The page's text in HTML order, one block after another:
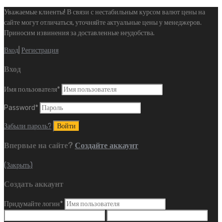
Уважаемые клиенты! В связи с нестабильным курсом валют цены на
сайте могут отличаться, уточняйте актуальные цены у менеджеров.
Приносим извинения за доставленные неудобства.
Вход Регистрация
Вход
Имя пользователя*
Password*
Забыли пароль?
Впервые на сайте? Создайте аккаунт
(Закрыть)
Создать аккаунт
Придумайте логин*